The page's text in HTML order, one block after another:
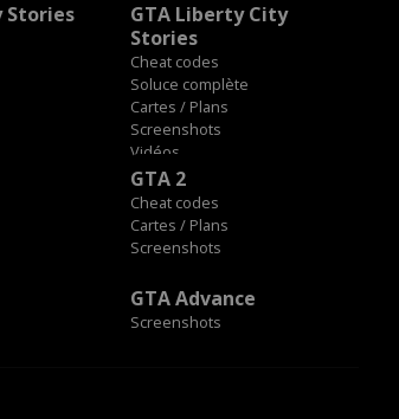
Stories
GTA Liberty City
Stories
Cheat codes
Soluce complète
Cartes / Plans
Screenshots
Vidéos
GTA 2
Cheat codes
Cartes / Plans
Screenshots
GTA Advance
Screenshots